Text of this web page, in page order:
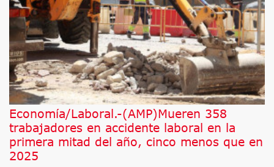
Economía/Laboral.-(AMP)Mueren 358
trabajadores en accidente laboral en la
primera mitad del año, cinco menos que en
2025